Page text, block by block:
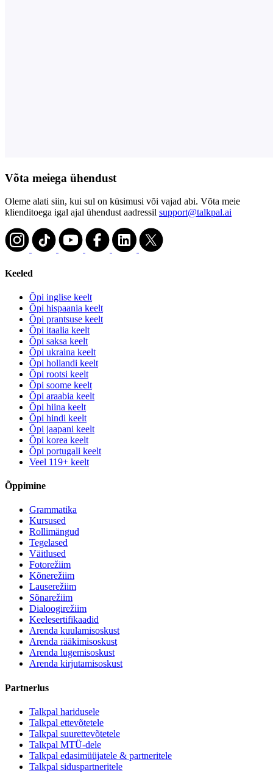
Võta meiega ühendust
Oleme alati siin, kui sul on küsimusi või vajad abi. Võta meie
klienditoega igal ajal ühendust aadressil support@talkpal.ai
Keeled
Õpi inglise keelt
Õpi hispaania keelt
Õpi prantsuse keelt
Õpi itaalia keelt
Õpi saksa keelt
Õpi ukraina keelt
Õpi hollandi keelt
Õpi rootsi keelt
Õpi soome keelt
Õpi araabia keelt
Õpi hiina keelt
Õpi hindi keelt
Õpi jaapani keelt
Õpi korea keelt
Õpi portugali keelt
Veel 119+ keelt
Õppimine
Grammatika
Kursused
Rollimängud
Tegelased
Väitlused
Fotorežiim
Kõnerežiim
Lauserežiim
Sõnarežiim
Dialoogirežiim
Keelesertifikaadid
Arenda kuulamisoskust
Arenda rääkimisoskust
Arenda lugemisoskust
Arenda kirjutamisoskust
Partnerlus
Talkpal haridusele
Talkpal ettevõtetele
Talkpal suurettevõtetele
Talkpal MTÜ-dele
Talkpal edasimüüjatele & partneritele
Talkpal siduspartneritele